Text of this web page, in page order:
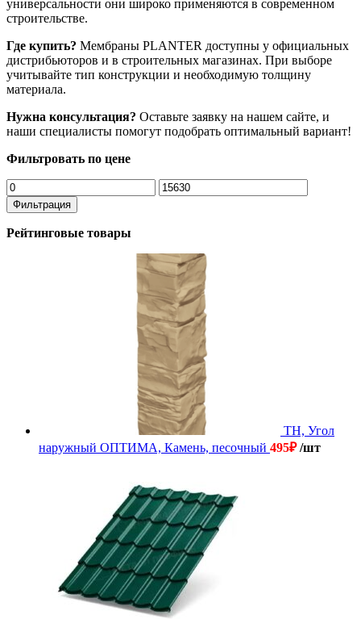
универсальности они широко применяются в современном
строительстве.
Где купить? Мембраны PLANTER доступны у официальных
дистрибьюторов и в строительных магазинах. При выборе
учитывайте тип конструкции и необходимую толщину
материала.
Нужна консультация? Оставьте заявку на нашем сайте, и
наши специалисты помогут подобрать оптимальный вариант!
Фильтровать по цене
Минимальная
цена
Максимальная
цена
Фильтрация
Рейтинговые товары
ТН, Угол
наружный ОПТИМА, Камень, песочный 495₽/шт